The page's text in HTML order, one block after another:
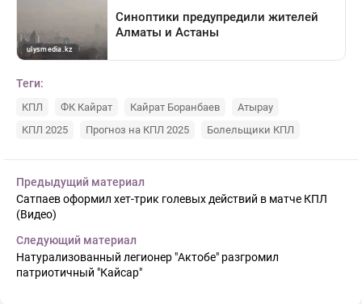
Теги:
КПЛ ФК Кайрат Кайрат Боранбаев
Атырау
КПЛ 2025
Прогноз на КПЛ 2025 Болельщики КПЛ
Предыдущий материал
Сатпаев оформил хет-трик голевых действий в матче КПЛ
(Видео)
Следующий материал
Натурализованный легионер "Актобе" разгромил
патриотичный "Кайсар"